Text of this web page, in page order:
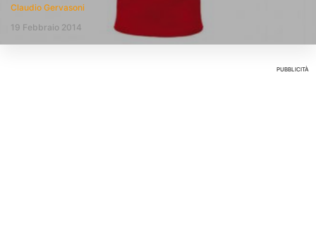
Claudio Gervasoni
19 Febbraio 2014
PUBBLICITÀ